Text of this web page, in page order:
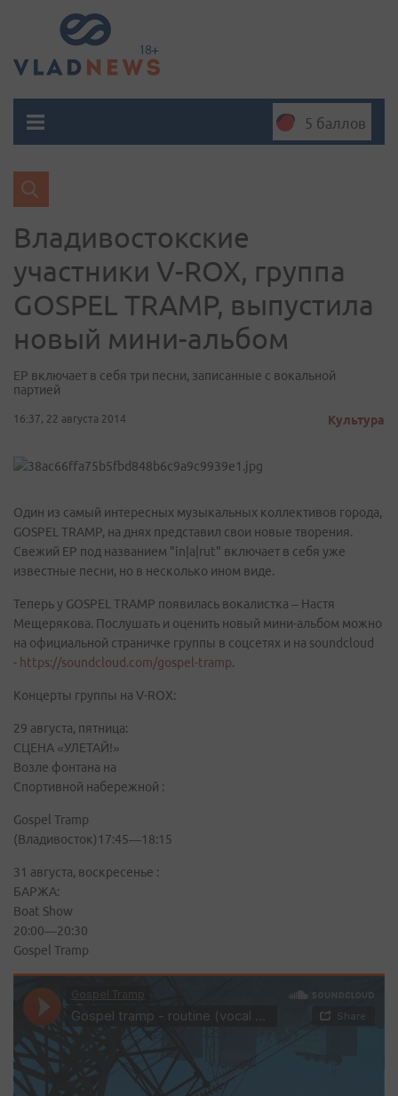
5 баллов
Владивостокские
участники V-ROX, группа
GOSPEL TRAMP, выпустила
новый мини-альбом
EP включает в себя три песни, записанные с вокальной
партией
16:37, 22 августа 2014 Культура
Один из самый интересных музыкальных коллективов города,
GOSPEL TRAMP, на днях представил свои новые творения.
Свежий EP под названием "in|a|rut" включает в себя уже
известные песни, но в несколько ином виде.
Теперь у GOSPEL TRAMP появилась вокалистка – Настя
Мещерякова. Послушать и оценить новый мини-альбом можно
на официальной страничке группы в соцсетях и на soundcloud
- https://soundcloud.com/gospel-tramp.
Концерты группы на V-ROX:
29 августа, пятница:
СЦЕНА «УЛЕТАЙ!»
Возле фонтана на
Спортивной набережной :
Gospel Tramp
(Владивосток)17:45—18:15
31 августа, воскресенье :
БАРЖА:
Boat Show
20:00—20:30
Gospel Tramp